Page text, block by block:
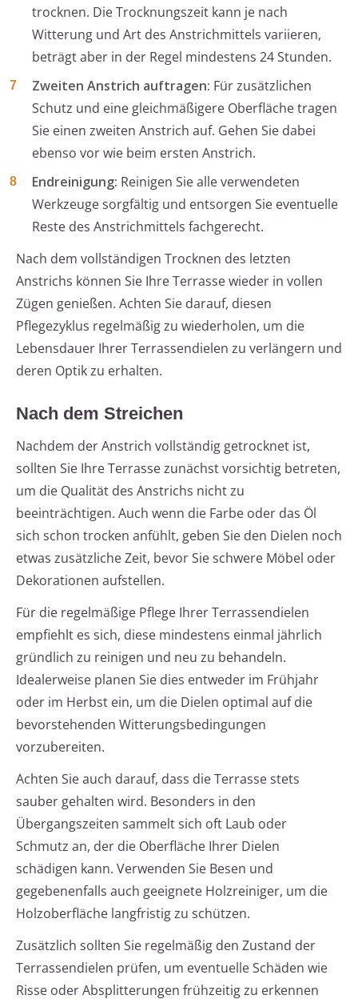
trocknen. Die Trocknungszeit kann je nach
Witterung und Art des Anstrichmittels variieren,
beträgt aber in der Regel mindestens 24 Stunden.
Zweiten Anstrich auftragen: Für zusätzlichen
Schutz und eine gleichmäßigere Oberfläche tragen
Sie einen zweiten Anstrich auf. Gehen Sie dabei
ebenso vor wie beim ersten Anstrich.
Endreinigung: Reinigen Sie alle verwendeten
Werkzeuge sorgfältig und entsorgen Sie eventuelle
Reste des Anstrichmittels fachgerecht.
Nach dem vollständigen Trocknen des letzten
Anstrichs können Sie Ihre Terrasse wieder in vollen
Zügen genießen. Achten Sie darauf, diesen
Pflegezyklus regelmäßig zu wiederholen, um die
Lebensdauer Ihrer Terrassendielen zu verlängern und
deren Optik zu erhalten.
Nach dem Streichen
Nachdem der Anstrich vollständig getrocknet ist,
sollten Sie Ihre Terrasse zunächst vorsichtig betreten,
um die Qualität des Anstrichs nicht zu
beeinträchtigen. Auch wenn die Farbe oder das Öl
sich schon trocken anfühlt, geben Sie den Dielen noch
etwas zusätzliche Zeit, bevor Sie schwere Möbel oder
Dekorationen aufstellen.
Für die regelmäßige Pflege Ihrer Terrassendielen
empfiehlt es sich, diese mindestens einmal jährlich
gründlich zu reinigen und neu zu behandeln.
Idealerweise planen Sie dies entweder im Frühjahr
oder im Herbst ein, um die Dielen optimal auf die
bevorstehenden Witterungsbedingungen
vorzubereiten.
Achten Sie auch darauf, dass die Terrasse stets
sauber gehalten wird. Besonders in den
Übergangszeiten sammelt sich oft Laub oder
Schmutz an, der die Oberfläche Ihrer Dielen
schädigen kann. Verwenden Sie Besen und
gegebenenfalls auch geeignete Holzreiniger, um die
Holzoberfläche langfristig zu schützen.
Zusätzlich sollten Sie regelmäßig den Zustand der
Terrassendielen prüfen, um eventuelle Schäden wie
Risse oder Absplitterungen frühzeitig zu erkennen